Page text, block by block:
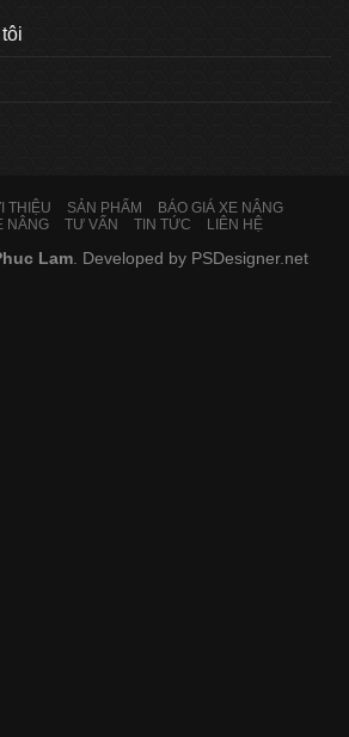
THIỆU SẢN PHẨM
BÁO GIÁ XE NÂNG
NÂNG
TƯ VẤN TIN TỨC LIÊN HỆ
Lam. Developed by PSDesigner.net